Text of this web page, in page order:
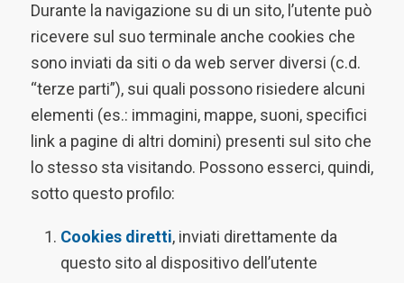
Durante la navigazione su di un sito, l’utente può
ricevere sul suo terminale anche cookies che
sono inviati da siti o da web server diversi (c.d.
“terze parti”), sui quali possono risiedere alcuni
elementi (es.: immagini, mappe, suoni, specifici
link a pagine di altri domini) presenti sul sito che
lo stesso sta visitando. Possono esserci, quindi,
sotto questo profilo:
Cookies diretti, inviati direttamente da
questo sito al dispositivo dell’utente